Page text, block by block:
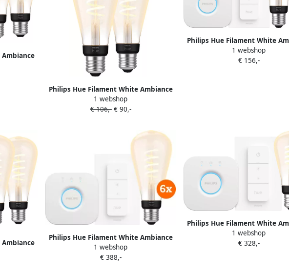
Philips Hue Filament White Ambiance
Edison XL 2-pack
1 webshop
€ 106,-€ 90,-
Philips Hue Filament White
Edison 2-Pack
1 webshop
€ 156,-
Philips Hue Filament White Ambiance
Edison XL 6-Pack Startpakket
1 webshop
€ 388,-
Philips Hue Filament White
Edison 6-Pack
1 webshop
€ 328,-